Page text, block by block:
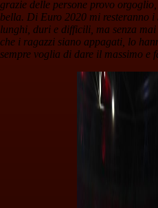
grazie delle persone provo
bella. Di Euro 2020 mi resteranno i
lunghi, duri e difficili, ma senza
che i ragazzi siano appagati, lo
sempre voglia di dare il massimo e